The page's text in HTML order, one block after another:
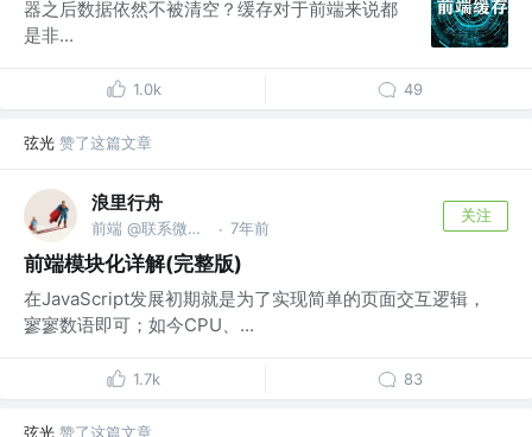
器之后数据依然不被清空？缓存对于前端来说都
是非...
1.0k 49
弦光 赞了这篇文章
浪里行舟
前端 @联系微信frontJS · 7年前
关注
前端模块化详解(完整版)
在JavaScript发展初期就是为了实现简单的页面交互逻辑，
寥寥数语即可；如今CPU、...
1.7k 83
弦光 赞了这篇文章